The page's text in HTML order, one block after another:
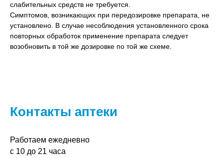
слабительных средств не требуется.
Симптомов, возникающих при передозировке препарата, не
установлено. В случае несоблюдения установленного срока
повторных обработок применение препарата следует
возобновить в той же дозировке по той же схеме.
Контакты аптеки
Работаем ежедневно
с 10 до 21 часа